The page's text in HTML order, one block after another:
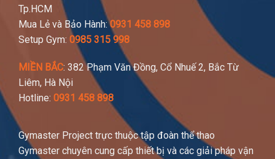
Tp.HCM
Mua Lẻ và Bảo Hành:0931 458 898
Setup Gym: 0985 315 998
MIỀN BẮC: 382 Phạm Văn Đồng, Cổ Nhuế 2, Bắc Từ
Liêm, Hà Nội
Hotline: 0931 458 898
Gymaster Project trực thuộc tập đoàn thể thao
Gymaster chuyên cung cấp thiết bị và các giải pháp vận